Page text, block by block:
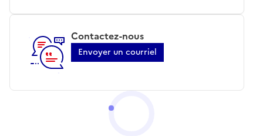
Contactez-nous
Envoyer un courriel